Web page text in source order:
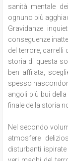
sanità mentale
ognuno più
Gravidanze
conseguenze
del terrore, carrelli
storia di questa
ben affilata,
spesso
angoli più bui
finale della storia
Nel secondo
atmosfere
disturbanti